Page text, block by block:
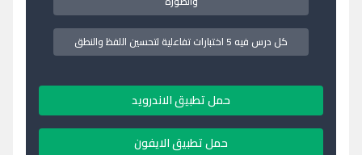
كل درس فيه 5 اختبارات تفاعلية لتحسين اللفظ والنطق
حمل تطبيق الاندرويد
حمل تطبيق الايفون